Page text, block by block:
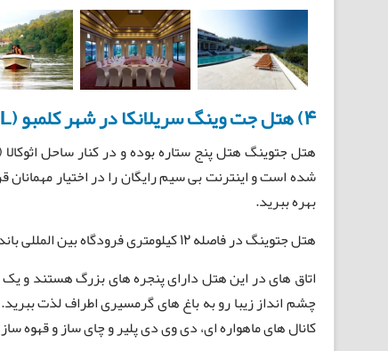
4) هتل جت وینگ سریلانکا در شهر کلمبو (JET WING COLOMBO HOTEL)
شده است و اینترنت بی سیم رایگان را در اختیار
بهره ببرید.
هتل جتوینگ در فاصله 12 کیلومتری فرودگاه بین المللی باندرانایکی قرار دارد و شهر کلمبو نیز در 35 کیلومتری آن می باشد.
اتاق های در این هتل دارای پنجره های بزرگ هستند و یک
چشم انداز زیبا رو به باغ های گرمسیری اطراف لذت
کانال های ماهواره ای، دی وی دی پلیر و چای ساز و قهوه